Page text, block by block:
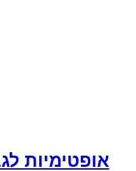
אופטימיות לגבי = 607